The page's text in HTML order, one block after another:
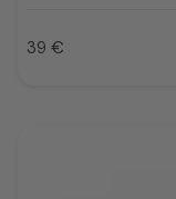
Prix
39 €